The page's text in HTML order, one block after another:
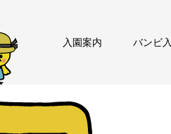
入園案内 バンビ